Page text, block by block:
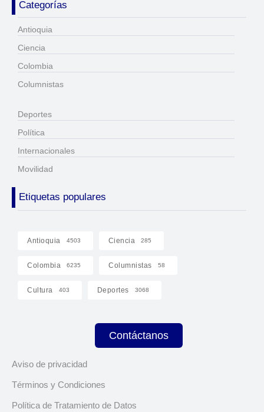
Categorías
Antioquia
Ciencia
Colombia
Columnistas
Deportes
Política
Internacionales
Movilidad
Etiquetas populares
Antioquia 4503 Ciencia 285
Colombia 6235 Columnistas 58
Cultura 403 Deportes 3068
Contáctanos
Aviso de privacidad
Términos y Condiciones
Política de Tratamiento de Datos